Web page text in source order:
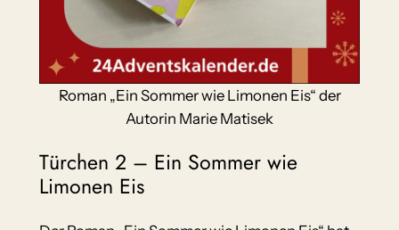
Roman „Ein Sommer wie Limonen Eis“ der
Autorin Marie Matisek
Türchen 2 – Ein Sommer wie
Limonen Eis